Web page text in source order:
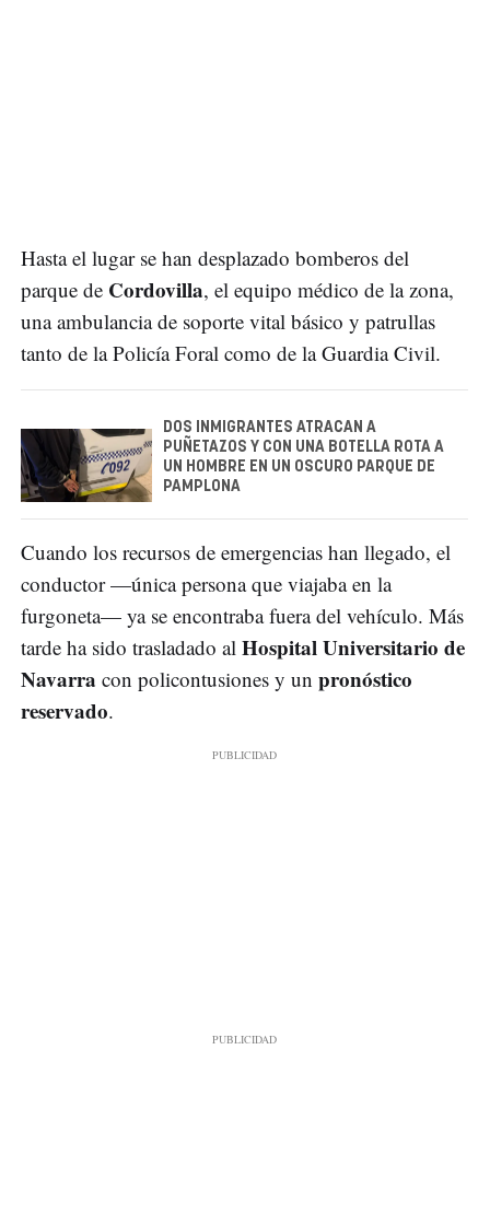
Hasta el lugar se han desplazado bomberos del
parque de Cordovilla, el equipo médico de la zona,
una ambulancia de soporte vital básico y patrullas
tanto de la Policía Foral como de la Guardia Civil.
DOS INMIGRANTES ATRACAN A
PUÑETAZOS Y CON UNA BOTELLA ROTA A
UN HOMBRE EN UN OSCURO PARQUE DE
PAMPLONA
Cuando los recursos de emergencias han llegado, el
conductor —única persona que viajaba en la
furgoneta— ya se encontraba fuera del vehículo. Más
tarde ha sido trasladado al Hospital Universitario de
Navarra con policontusiones y un pronóstico
reservado.